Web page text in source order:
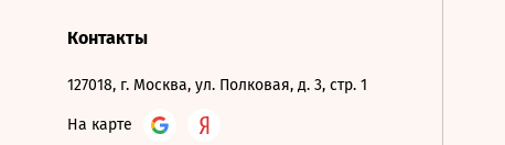
Контакты
127018, г. Москва, ул. Полковая, д. 3, стр. 1
На карте